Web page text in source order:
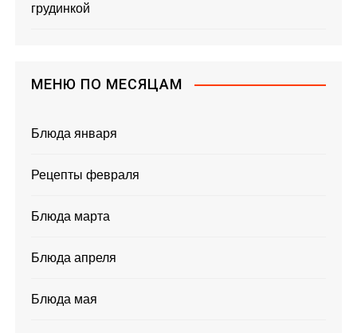
грудинкой
МЕНЮ ПО МЕСЯЦАМ
Блюда января
Рецепты февраля
Блюда марта
Блюда апреля
Блюда мая